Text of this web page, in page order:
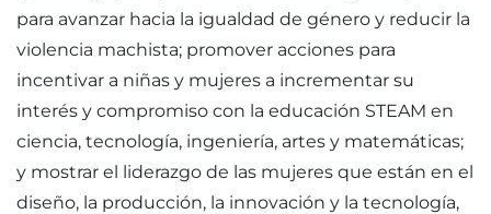
para avanzar hacia la igualdad de género y reducir la
violencia machista; promover acciones para
incentivar a niñas y mujeres a incrementar su
interés y compromiso con la educación STEAM en
ciencia, tecnología, ingeniería, artes y matemáticas;
y mostrar el liderazgo de las mujeres que están en el
diseño, la producción, la innovación y la tecnología,